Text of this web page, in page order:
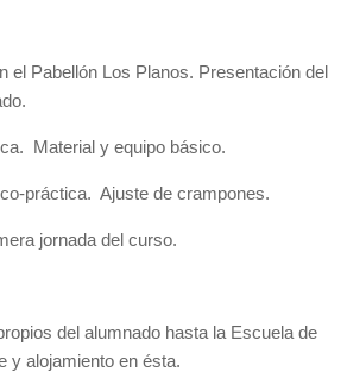
el Pabellón Los Planos. Presentación del
Material y equipo básico.
práctica. Ajuste de crampones.
jornada del curso.
del alumnado hasta la Escuela de
y alojamiento en ésta.